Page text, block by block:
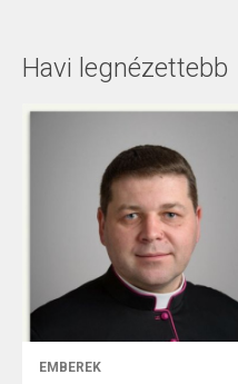
Havi legnézettebb
EMBEREK